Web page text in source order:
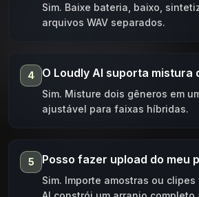
Sim. Baixe bateria, baixo,
arquivos WAV separados.
4 O Loudly AI suporta mistura
Sim. Misture dois gêneros em
ajustável para faixas híbridas.
5 Posso fazer upload do meu
Sim. Importe amostras ou